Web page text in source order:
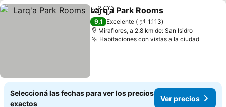
CompartirAñadir a favoritos
Larq'a Park Rooms
9,1 Excelente
1.113
Miraflores, a 2.8 km de: San Isidro
Habitaciones con vistas a la ciudad
Seleccioná las fechas para ver los precios
exactos
Ver precios